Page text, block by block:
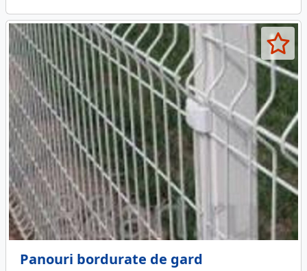
Panouri bordurate de gard